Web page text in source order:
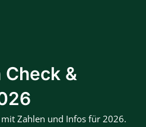
&
Zahlen und Infos für 2026.